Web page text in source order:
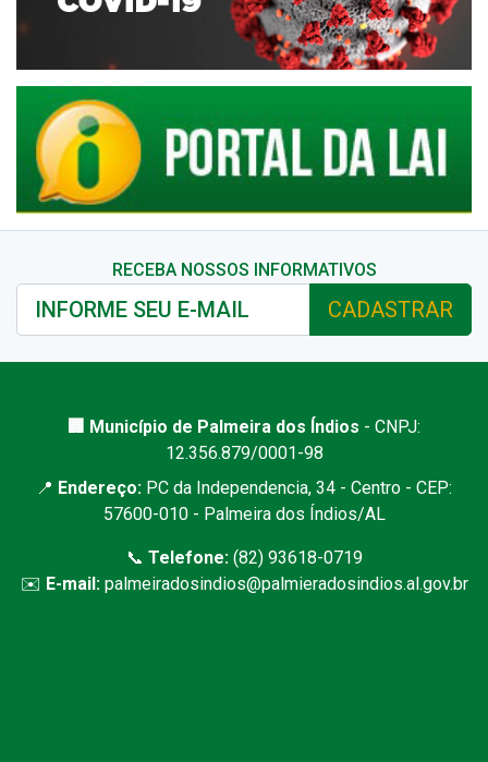
RECEBA NOSSOS INFORMATIVOS
CADASTRAR
🏢 Município de Palmeira dos Índios - CNPJ:
12.356.879/0001-98
📍 Endereço: PC da Independencia, 34 - Centro - CEP:
57600-010 - Palmeira dos Índios/AL
📞 Telefone:(82) 93618-0719
✉️ E-mail: palmeiradosindios@palmieradosindios.al.gov.br